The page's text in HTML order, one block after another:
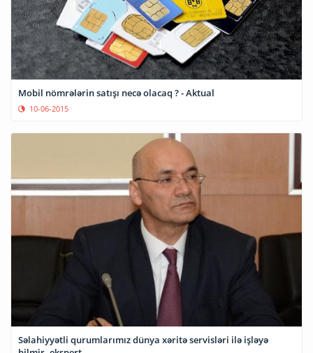
Mobil nömrələrin satışı necə olacaq ? - Aktual
10-06-2015
Səlahiyyətli qurumlarımız dünya xəritə servisləri ilə işləyə